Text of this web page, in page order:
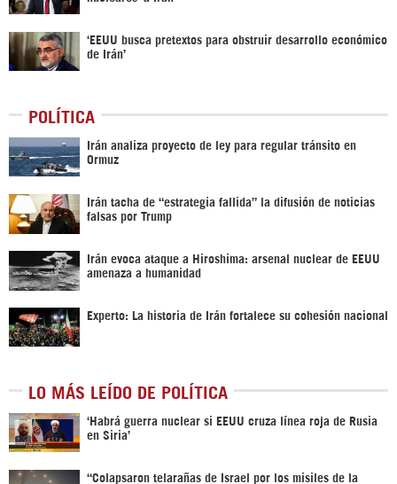
‘EEUU busca pretextos para obstruir desarrollo económico
de Irán’
POLÍTICA
Irán analiza proyecto de ley para regular tránsito en
Ormuz
Irán tacha de “estrategia fallida” la difusión de noticias
falsas por Trump
Irán evoca ataque a Hiroshima: arsenal nuclear de EEUU
amenaza a humanidad
Experto: La historia de Irán fortalece su cohesión nacional
LO MÁS LEÍDO DE POLÍTICA
‎‘Habrá guerra nuclear si EEUU cruza línea roja de Rusia
en Siria’‎
“Colapsaron telarañas de Israel por los misiles de la